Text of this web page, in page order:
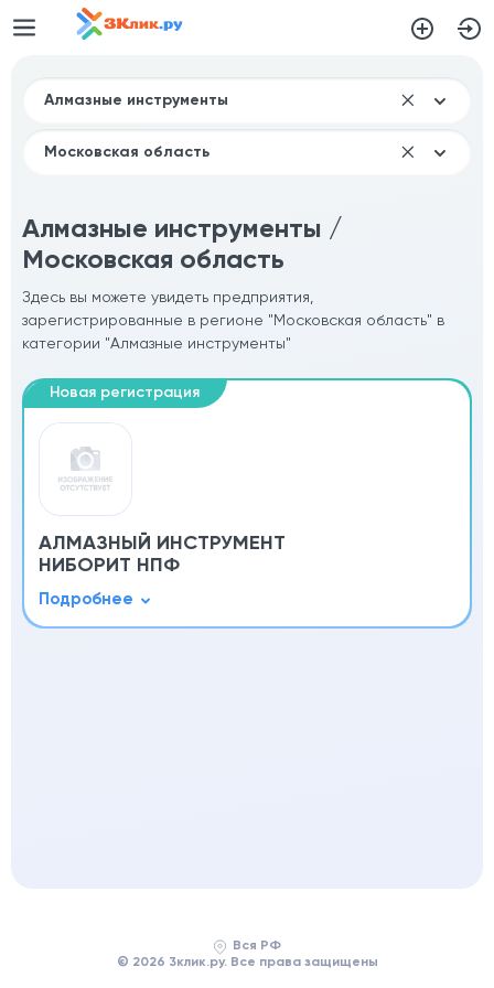
Алмазные инструменты /
Московская область
Здесь вы можете увидеть предприятия,
зарегистрированные в регионе "Московская область" в
категории "Алмазные инструменты"
АЛМАЗНЫЙ ИНСТРУМЕНТ
НИБОРИТ НПФ
Вся РФ
© 2026 3клик.ру. Все права защищены